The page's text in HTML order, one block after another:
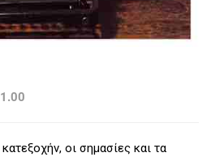
οι σημασίες και τα